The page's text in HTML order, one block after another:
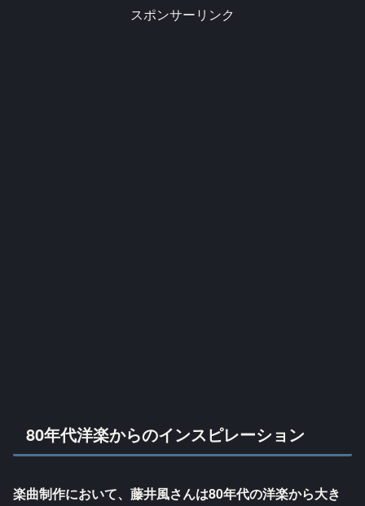
スポンサーリンク
80年代洋楽からのインスピレーション
楽曲制作において、藤井風さんは80年代の洋楽から大き